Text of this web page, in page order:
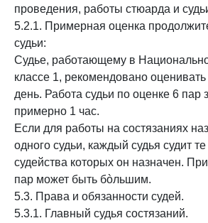
проведения, работы стюарда и
5.2.1. Примерная оценка
судьи:
Судье, работающему в
классе 1, рекомендовано
день. Работа судьи по оценке 6 пар
примерно 1 час.
Если для работы на состязаниях
одного судьи, каждый судья судит
судейства которых он назначен.
пар может быть бòльшим.
5.3. Права и обязанности судей.
5.3.1. Главный судья состязаний.